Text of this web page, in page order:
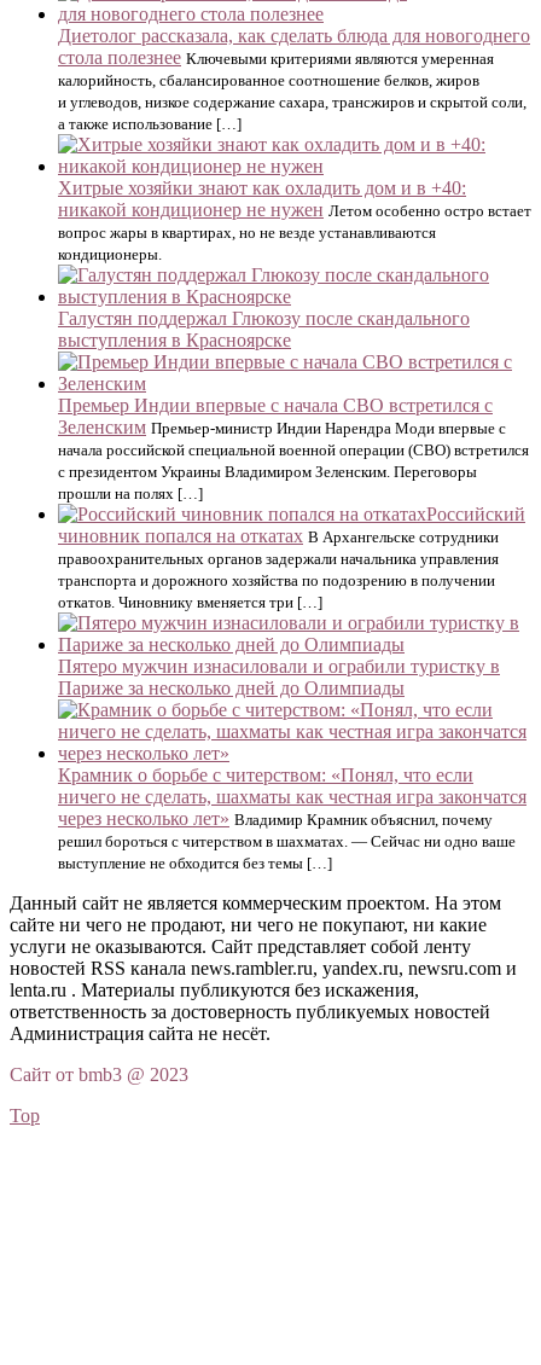
Диетолог рассказала, как сделать блюда для новогоднего
стола полезнее Ключевыми критериями являются умеренная
калорийность, сбалансированное соотношение белков, жиров
и углеводов, низкое содержание сахара, трансжиров и скрытой соли,
а также использование […]
Хитрые хозяйки знают как охладить дом и в +40:
никакой кондиционер не нужен Летом особенно остро встает
вопрос жары в квартирах, но не везде устанавливаются
кондиционеры.
Галустян поддержал Глюкозу после скандального
выступления в Красноярске
Премьер Индии впервые с начала СВО встретился с
Зеленским Премьер-министр Индии Нарендра Моди впервые с
начала российской специальной военной операции (СВО) встретился
с президентом Украины Владимиром Зеленским. Переговоры
прошли на полях […]
Российский
чиновник попался на откатах В Архангельске сотрудники
правоохранительных органов задержали начальника управления
транспорта и дорожного хозяйства по подозрению в получении
откатов. Чиновнику вменяется три […]
Пятеро мужчин изнасиловали и ограбили туристку в
Париже за несколько дней до Олимпиады
Крамник о борьбе с читерством: «Понял, что если
ничего не сделать, шахматы как честная игра закончатся
через несколько лет» Владимир Крамник объяснил, почему
решил бороться с читерством в шахматах. — Сейчас ни одно ваше
выступление не обходится без темы […]
Данный сайт не является коммерческим проектом. На этом
сайте ни чего не продают, ни чего не покупают, ни какие
услуги не оказываются. Сайт представляет собой ленту
новостей RSS канала news.rambler.ru, yandex.ru, newsru.com и
lenta.ru . Материалы публикуются без искажения,
ответственность за достоверность публикуемых новостей
Администрация сайта не несёт.
Сайт от bmb3 @ 2023
Top